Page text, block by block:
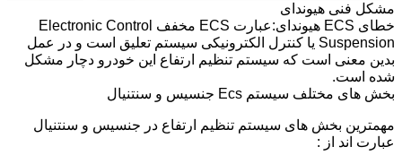
مشکل فنی هیوندای
خطای ECS هیوندای:عبارت ECS مخفف Electronic Control
Suspension یا کنترل الکترونیکی سیستم تعلیق است و در عمل
بدین معنی است که سیستم تنظیم ارتفاع این خودرو دچار مشکل
شده است.
بخش های مختلف سیستم Ecs جنسیس و سنتنیال
مهمترین بخش های سیستم تنظیم ارتفاع در جنسیس و سنتنیال
عبارت اند از :